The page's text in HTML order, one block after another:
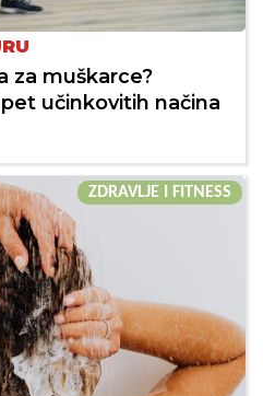
za muškarce?
učinkovitih načina
ZDRAVLJE I FITNESS